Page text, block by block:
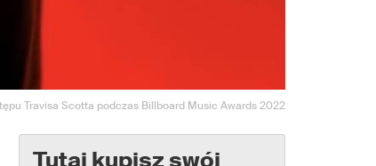
Travisa Scotta podczas Billboard Music Awards 2022
Tutaj kupisz swój